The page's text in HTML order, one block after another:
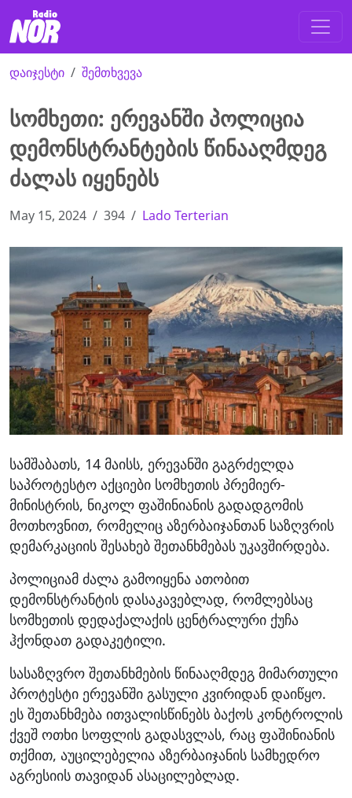
დაიჯესტი შემთხვევა
სომხეთი: ერევანში პოლიცია
დემონსტრანტების წინააღმდეგ
ძალას იყენებს
May 15, 2024 394 Lado Terterian
სამშაბათს, 14 მაისს, ერევანში გაგრძელდა
საპროტესტო აქციები სომხეთის პრემიერ-
მინისტრის, ნიკოლ ფაშინიანის გადადგომის
მოთხოვნით, რომელიც აზერბაიჯანთან საზღვრის
დემარკაციის შესახებ შეთანხმებას უკავშირდება.
პოლიციამ ძალა გამოიყენა ათობით
დემონსტრანტის დასაკავებლად, რომლებსაც
სომხეთის დედაქალაქის ცენტრალური ქუჩა
ჰქონდათ გადაკეტილი.
სასაზღვრო შეთანხმების წინააღმდეგ მიმართული
პროტესტი ერევანში გასული კვირიდან დაიწყო.
ეს შეთანხმება ითვალისწინებს ბაქოს კონტროლის
ქვეშ ოთხი სოფლის გადასვლას, რაც ფაშინიანის
თქმით, აუცილებელია აზერბაიჯანის სამხედრო
აგრესიის თავიდან ასაცილებლად.